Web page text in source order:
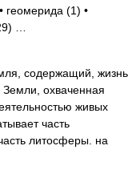
геомерида (1) •
…
содержащий, жизнь
охваченная
живых
часть
литосферы. на